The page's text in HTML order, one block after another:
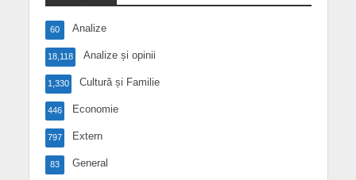
Analize
60
Analize și opinii
18,118
Cultură și Familie
1,330
Economie
446
Extern
797
General
83